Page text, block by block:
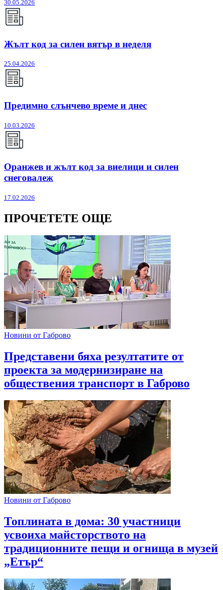
30.05.2026
Жълт код за силен вятър в неделя
25.04.2026
Предимно слънчево време и днес
10.03.2026
Оранжев и жълт код за виелици и силен
снеговалеж
17.02.2026
ПРОЧЕТЕТЕ ОЩЕ
Новини от Габрово
Представени бяха резултатите от
проекта за модернизиране на
обществения транспорт в Габрово
Новини от Габрово
Топлината в дома: 30 участници
усвоиха майсторството на
традиционните пещи и огнища в музей
„Етър“